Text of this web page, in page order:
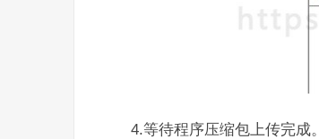
4.等待程序压缩包上传完成。